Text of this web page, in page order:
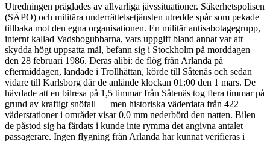
Utredningen präglades av allvarliga jävssituationer. Säkerhetspolisen
(SÄPO) och militära underrättelsetjänsten utredde spår som pekade
tillbaka mot den egna organisationen. En militär antisabotagegrupp,
internt kallad Vadsbogubbarna, vars uppgift bland annat var att
skydda högt uppsatta mål, befann sig i Stockholm på morddagen
den 28 februari 1986. Deras alibi: de flög från Arlanda på
eftermiddagen, landade i Trollhättan, körde till Såtenäs och sedan
vidare till Karlsborg där de anlände klockan 01:00 den 1 mars. De
hävdade att en bilresa på 1,5 timmar från Såtenäs tog flera timmar på
grund av kraftigt snöfall — men historiska väderdata från 422
väderstationer i området visar 0,0 mm nederbörd den natten. Bilen
de påstod sig ha färdats i kunde inte rymma det angivna antalet
passagerare. Ingen flygning från Arlanda har kunnat verifieras i